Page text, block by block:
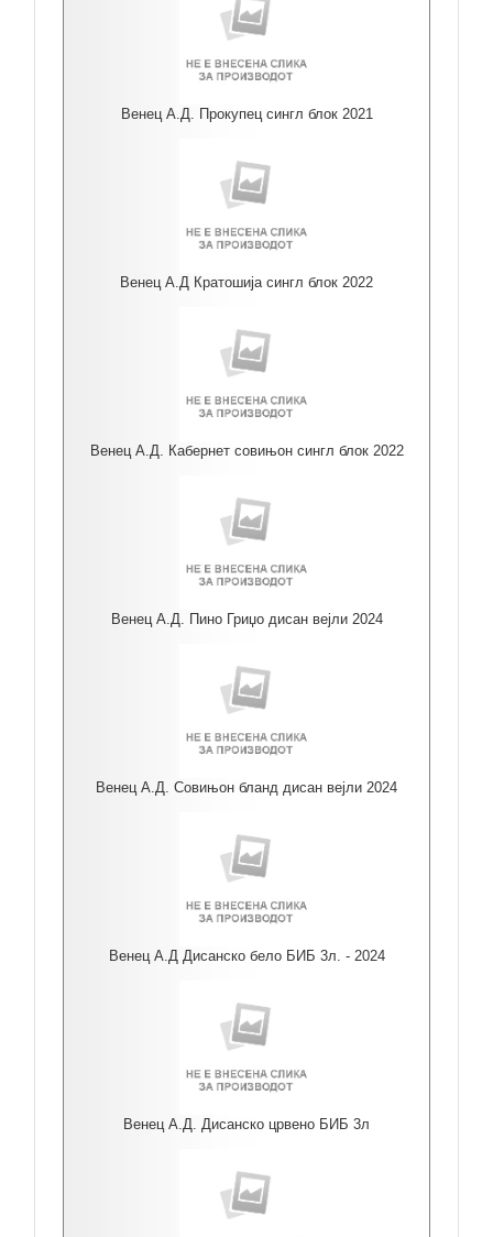
Венец А.Д. Прокупец сингл блок 2021
Венец А.Д Кратошија сингл блок 2022
Венец А.Д. Кабернет совињон сингл блок 2022
Венец А.Д. Пино Гриџо дисан вејли 2024
Венец А.Д. Совињон бланд дисан вејли 2024
Венец А.Д Дисанско бело БИБ 3л. - 2024
Венец А.Д. Дисанско црвено БИБ 3л